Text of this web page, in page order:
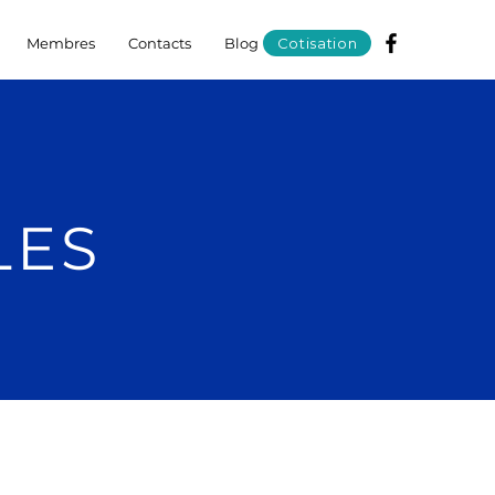
Membres Contacts Blog Cotisation